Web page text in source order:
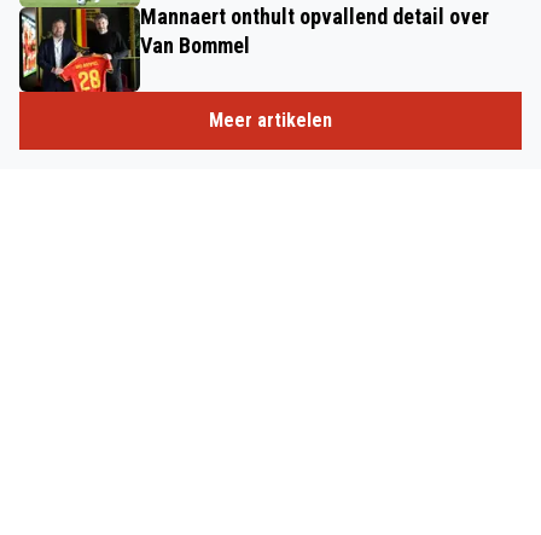
Mannaert onthult opvallend detail over
Van Bommel
Meer artikelen